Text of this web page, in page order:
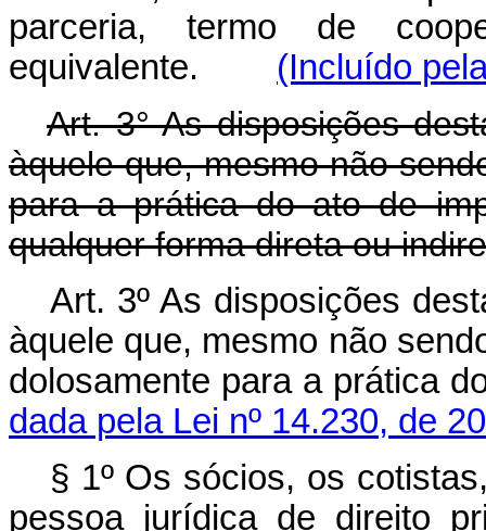
parceria, termo de
equivalente. (Incluído
Art. 3° As disposições
àquele que, mesmo não
para a prática do ato de
qualquer forma direta ou
Art. 3º As disposições
àquele que, mesmo não
dolosamente para a
dada pela Lei nº 14.230, de
§ 1º Os sócios, os
pessoa jurídica de direito